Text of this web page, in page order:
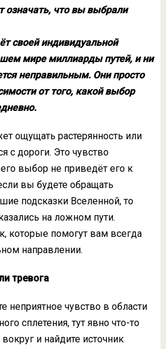
означать, что вы выбрали
своей индивидуальной
мире миллиарды путей, и ни
неправильным. Они просто
от того, какой выбор
ощущать растерянность или
с дороги. Это чувство
выбор не приведёт его к
вы будете обращать
подсказки Вселенной, то
на ложном пути.
которые помогут вам всегда
направлении.
тревога
неприятное чувство в области
сплетения, тут явно что-то
и найдите источник